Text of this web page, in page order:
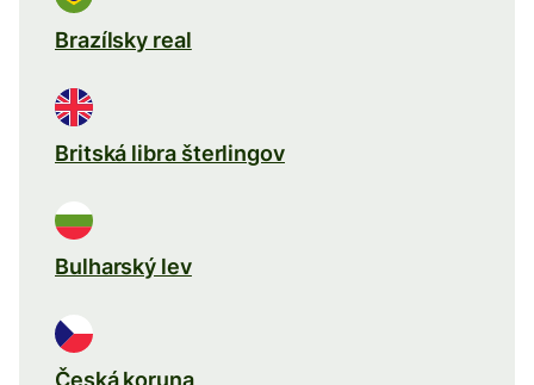
Brazílsky real
Britská libra šterlingov
Bulharský lev
Česká koruna